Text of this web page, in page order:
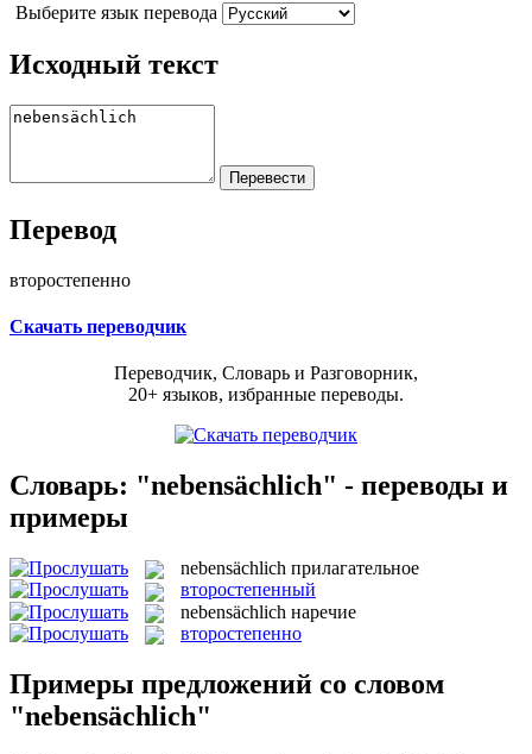
Выберите язык перевода
Исходный текст
Перевод
второстепенно
Скачать переводчик
Переводчик, Словарь и Разговорник,
20+ языков, избранные переводы.
Словарь: "nebensächlich" - переводы и
примеры
nebensächlich прилагательное
второстепенный
nebensächlich наречие
второстепенно
Примеры предложений со словом
"nebensächlich"